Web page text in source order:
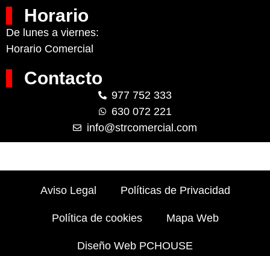
Horario
De lunes a viernes:
Horario Comercial
Contacto
977 752 333
630 072 221
info@strcomercial.com
Aviso Legal Políticas de Privacidad
Política de cookies Mapa Web
Diseño Web PCHOUSE